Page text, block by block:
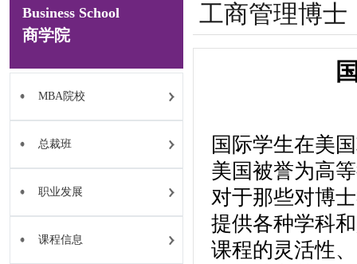
Business School
商学院
MBA院校
总裁班
职业发展
课程信息
工商管理博士
国际学生在美
美国被誉为高
对于那些对博
提供各种学科
课程的灵活性